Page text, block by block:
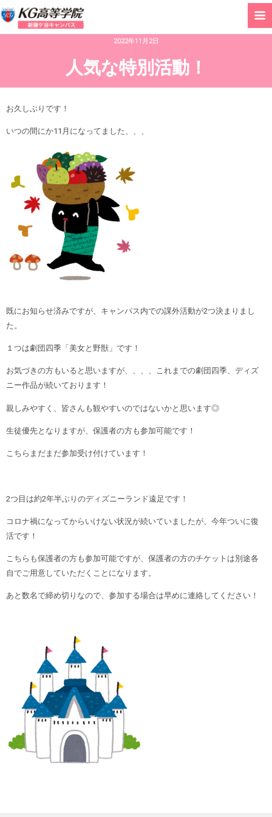
2022年11月2日
人気な特別活動！
お久しぶりです！
いつの間にか11月になってました、、、
既にお知らせ済みですが、キャンパス内での課外活動が2つ決まりまし
た。
１つは劇団四季「美女と野獣」です！
お気づきの方もいると思いますが、、、、これまでの劇団四季、ディズ
ニー作品が続いております！
親しみやすく、皆さんも観やすいのではないかと思います◎
生徒優先となりますが、保護者の方も参加可能です！
こちらまだまだ参加受け付けています！
2つ目は約2年半ぶりのディズニーランド遠足です！
コロナ禍になってからいけない状況が続いていましたが、今年ついに復
活です！
こちらも保護者の方も参加可能ですが、保護者の方のチケットは別途各
自でご用意していただくことになります。
あと数名で締め切りなので、参加する場合は早めに連絡してください！